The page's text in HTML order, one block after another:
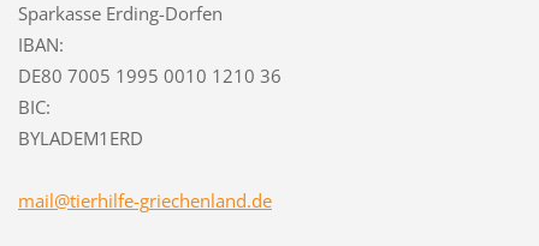
Sparkasse Erding-Dorfen
IBAN:
DE80 7005 1995 0010 1210 36
BIC:
BYLADEM1ERD
mail@tierhilfe-griechenland.de